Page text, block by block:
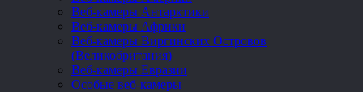
Веб-камеры Антарктики
Веб-камеры Африки
Веб-камеры Виргинских Островов
(Великобритания)
Веб-камеры Евразии
Особые веб-камеры